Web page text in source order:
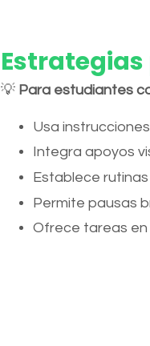
💡 Para estudiantes
Usa
Integra apoyos
Establece
Permite pausas
Ofrece tareas